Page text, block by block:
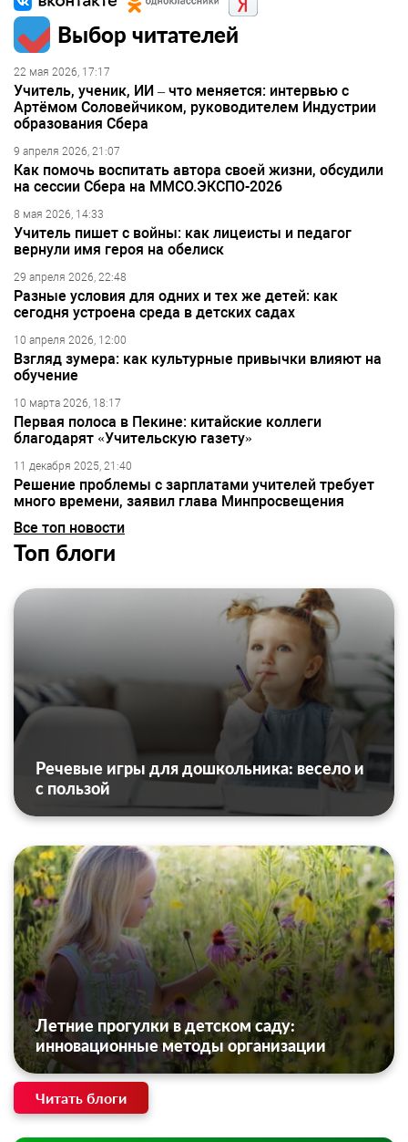
Выбор читателей
22 мая 2026, 17:17
Учитель, ученик, ИИ – что меняется: интервью с
Артёмом Соловейчиком, руководителем Индустрии
образования Сбера
9 апреля 2026, 21:07
Как помочь воспитать автора своей жизни, обсудили
на сессии Сбера на ММСО.ЭКСПО-2026
8 мая 2026, 14:33
Учитель пишет с войны: как лицеисты и педагог
вернули имя героя на обелиск
29 апреля 2026, 22:48
Разные условия для одних и тех же детей: как
сегодня устроена среда в детских садах
10 апреля 2026, 12:00
Взгляд зумера: как культурные привычки влияют на
обучение
10 марта 2026, 18:17
Первая полоса в Пекине: китайские коллеги
благодарят «Учительскую газету»
11 декабря 2025, 21:40
Решение проблемы с зарплатами учителей требует
много времени, заявил глава Минпросвещения
Все топ новости
Топ блоги
Речевые игры для дошкольника: весело и
с пользой
Летние прогулки в детском саду:
инновационные методы организации
Читать блоги